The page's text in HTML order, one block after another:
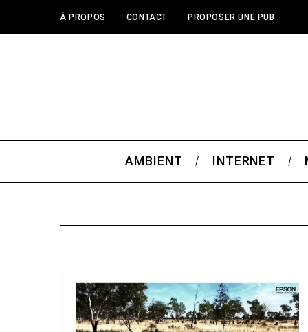
À PROPOS CONTACT PROPOSER UNE PUB
AMBIENT INTERNET